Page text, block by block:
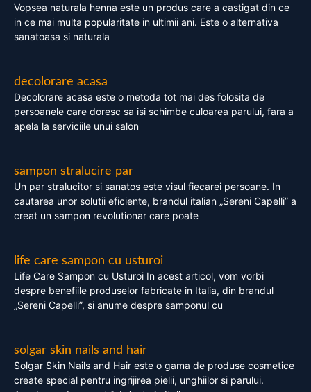
Vopsea naturala henna este un produs care a castigat din ce
in ce mai multa popularitate in ultimii ani. Este o alternativa
sanatoasa si naturala
decolorare acasa
Decolorare acasa este o metoda tot mai des folosita de
persoanele care doresc sa isi schimbe culoarea parului, fara a
apela la serviciile unui salon
sampon stralucire par
Un par stralucitor si sanatos este visul fiecarei persoane. In
cautarea unor solutii eficiente, brandul italian „Sereni Capelli” a
creat un sampon revolutionar care poate
life care sampon cu usturoi
Life Care Sampon cu Usturoi In acest articol, vom vorbi
despre benefiile produselor fabricate in Italia, din brandul
„Sereni Capelli”, si anume despre samponul cu
solgar skin nails and hair
Solgar Skin Nails and Hair este o gama de produse cosmetice
create special pentru ingrijirea pielii, unghiilor si parului.